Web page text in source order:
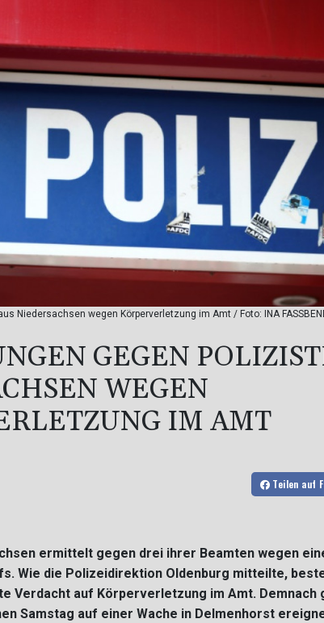
Niedersachsen wegen Körperverletzung im Amt / Foto: INA
GEGEN
WEGEN
IM AMT
Teilen auf
ermittelt gegen drei ihrer Beamten wegen
Wie die Polizeidirektion Oldenburg mitteilte,
Verdacht auf Körperverletzung im Amt. Demnach
Samstag auf einer Wache in Delmenhorst